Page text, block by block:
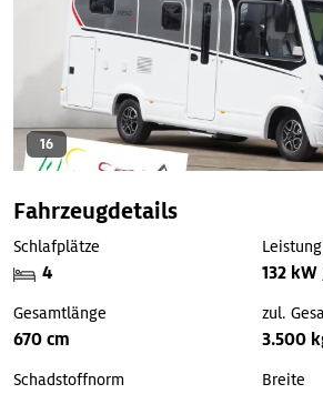
16
Fahrzeugdetails
Schlafplätze
4
Leistung
132 kW
Gesamtlänge
670 cm
zul.
3.500
Schadstoffnorm Breite